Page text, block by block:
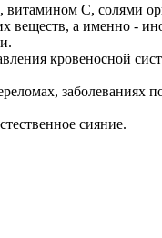
C, солями
веществ, а именно -
кровеносной
заболеваниях
сияние.